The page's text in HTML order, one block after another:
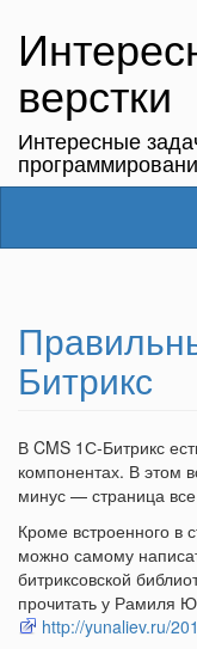
верстки
Интересные
Битрикс
В CMS 1С-Битрикс
компонентах. В этом
минус — страница
Кроме встроенного в
можно самому
битриксовской
прочитать у Рамиля
http://yunaliev.ru/